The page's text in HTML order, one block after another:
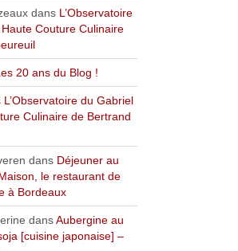
dans L’Observatoire
Couture Culinaire
20 ans du Blog !
L’Observatoire du Gabriel
Culinaire de Bertrand
dans Déjeuner au
le restaurant de
à Bordeaux
dansAubergine au
[cuisine japonaise] –